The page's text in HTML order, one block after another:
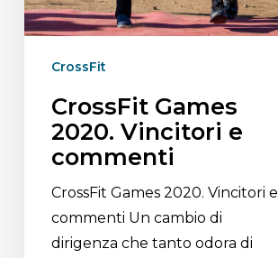
CrossFit
CrossFit Games
2020. Vincitori e
commenti
CrossFit Games 2020. Vincitori e
commenti Un cambio di
dirigenza che tanto odora di